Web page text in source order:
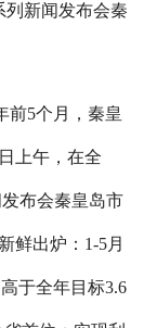
列新闻发布会秦
5个月，秦皇
上午，在全
布会秦皇岛市
鲜出炉：1-5月
于全年目标3.6